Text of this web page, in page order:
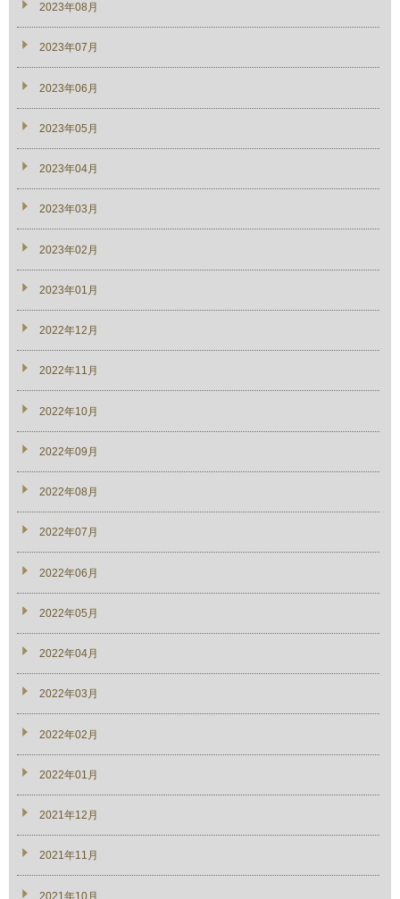
2023年08月
2023年07月
2023年06月
2023年05月
2023年04月
2023年03月
2023年02月
2023年01月
2022年12月
2022年11月
2022年10月
2022年09月
2022年08月
2022年07月
2022年06月
2022年05月
2022年04月
2022年03月
2022年02月
2022年01月
2021年12月
2021年11月
2021年10月